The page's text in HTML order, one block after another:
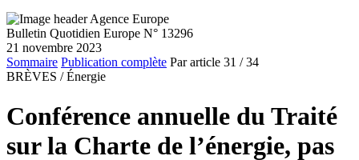
Bulletin Quotidien Europe N° 13296
21 novembre 2023
Sommaire Publication complète Par article 31 / 34
BRÈVES / Énergie
Conférence annuelle du Traité
sur la Charte de l’énergie, pas